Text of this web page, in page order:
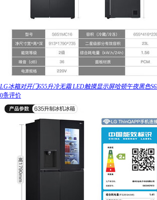
LG冰箱对开门655升冷无霜 LED触摸显示屏哈顿午夜黑色
0条评价